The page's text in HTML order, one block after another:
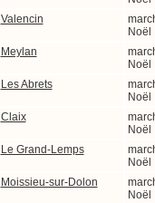
Valencin
Noël
Meylan
Noël
Les Abrets
Noël
Claix
Noël
Le Grand-Lemps
Noël
Moissieu-sur-Dolon
Noël